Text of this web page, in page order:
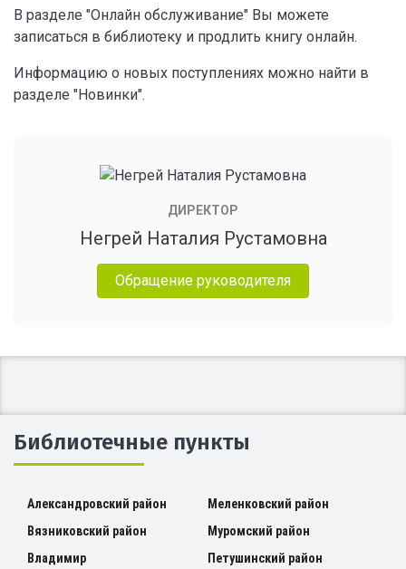
В разделе "Онлайн обслуживание" Вы можете
записаться в библиотеку и продлить книгу онлайн.
Информацию о новых поступлениях можно найти в
разделе "Новинки".
ДИРЕКТОР
Негрей Наталия Рустамовна
Обращение руководителя
Библиотечные пункты
Александровский район
Вязниковский район
Владимир
Меленковский район
Муромский район
Петушинский район